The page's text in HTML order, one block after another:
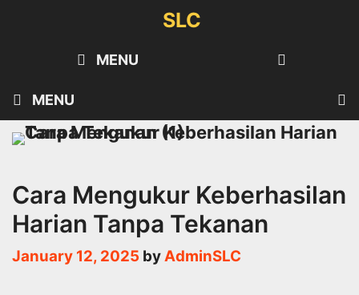
SLC
MENU
MENU
Cara Mengukur Keberhasilan
Harian Tanpa Tekanan
January 12, 2025 byAdminSLC